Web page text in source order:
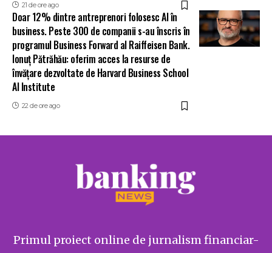
21 de ore ago
Doar 12% dintre antreprenori folosesc AI în
business. Peste 300 de companii s-au înscris în
programul Business Forward al Raiffeisen Bank.
Ionuț Pătrăhău: oferim acces la resurse de
învățare dezvoltate de Harvard Business School
AI Institute
22 de ore ago
Primul proiect online de jurnalism financiar-